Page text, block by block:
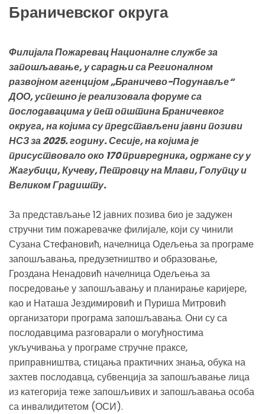
Браничевског округа
Филијала Пожаревац Националне службе за
запошљавање, у сарадњи са Регионалном
развојном агенцијом „Браничево-Подунавље“
ДОО, успешно је реализовала форуме са
послодавацима у пет општина Браничевког
округа, на којима су представљени јавни позиви
НСЗ за 2025. годину. Сесије, на којима је
присуствовало око 170 привредника, одржане су у
Жагубици, Кучеву, Петровцу на Млави, Голупцу и
Великом Градишту.
За представљање 12 јавних позива био је задужен
стручни тим пожаревачке филијале, који су чинили
Сузана Стефановић, начелница Одељења за програме
запошљавања, предузетништво и образовање,
Гроздана Ненадовић начелница Одељења за
посредовање у запошљавању и планирање каријере,
као и Наташа Јездимировић и Пуриша Митровић
организатори програма запошљавања. Они су са
послодавцима разговарали о могуђностима
укључивања у програме стручне праксе,
приправништва, стицања практичних знања, обука на
захтев послодавца, субвенција за запошљавање лица
из категорија теже запошљивих и запошљавања особа
са инвалидитетом (ОСИ).